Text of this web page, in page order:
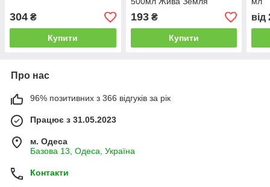
304 ₴
Купити
193₴
Купити
від
Про нас
96% позитивних з 366 відгуків за рік
Працює з 31.05.2023
м. Одеса
Базова 13, Одеса, Україна
Контакти